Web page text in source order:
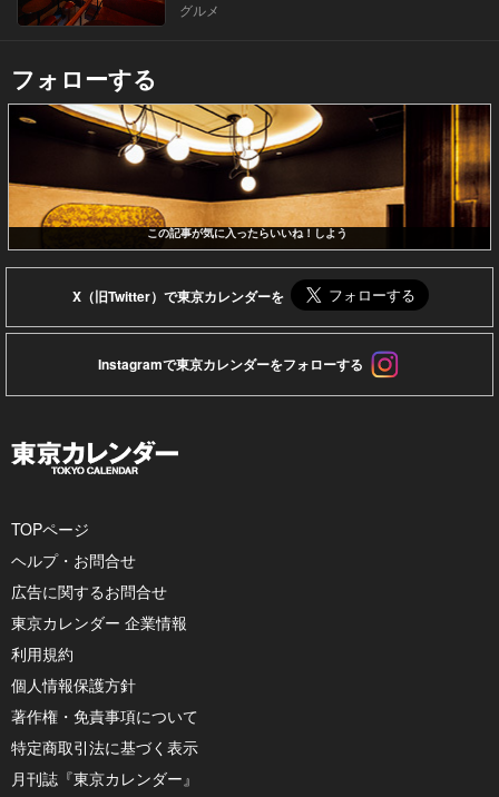
グルメ
フォローする
この記事が気に入ったらいいね！しよう
X（旧Twitter）で東京カレンダーを
Instagramで東京カレンダーをフォローする
TOPページ
ヘルプ・お問合せ
広告に関するお問合せ
東京カレンダー 企業情報
利用規約
個人情報保護方針
著作権・免責事項について
特定商取引法に基づく表示
月刊誌『東京カレンダー』